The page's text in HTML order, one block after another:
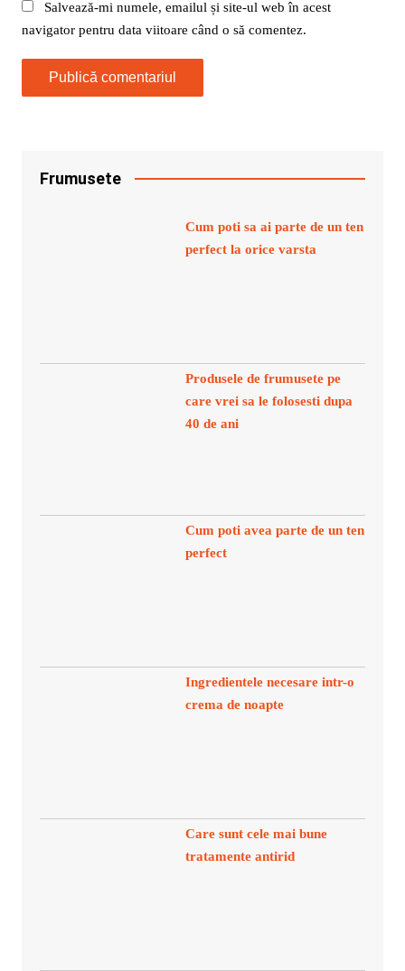
Salvează-mi numele, emailul și site-ul web în acest
navigator pentru data viitoare când o să comentez.
Frumusete
Cum poti sa ai parte de un ten
perfect la orice varsta
Produsele de frumusete pe
care vrei sa le folosesti dupa
40 de ani
Cum poti avea parte de un ten
perfect
Ingredientele necesare intr-o
crema de noapte
Care sunt cele mai bune
tratamente antirid